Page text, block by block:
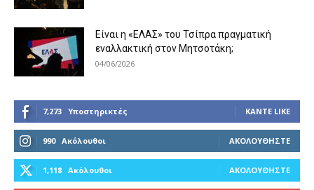
Είναι η «ΕΛΑΣ» του Τσίπρα πραγματική
εναλλακτική στον Μητσοτάκη;
04/06/2026
7,273 Υποστηρικτές ΚΆΝΤΕ LIKE
990 Ακόλουθοι ΑΚΟΛΟΥΘΉΣΤΕ
1,118 Ακόλουθοι ΑΚΟΛΟΥΘΉΣΤΕ